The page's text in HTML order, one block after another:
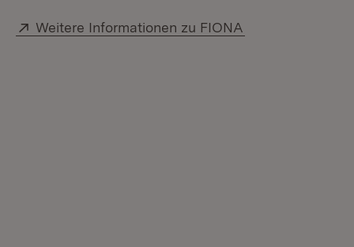
Extern:
Weitere Informationen zu FIONA